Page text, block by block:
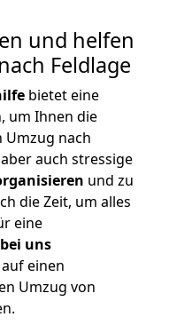
und helfen
Feldlage
bietet eine
um Ihnen die
Umzug nach
auch stressige
und zu
die Zeit, um alles
eine
uns
einen
Umzug von